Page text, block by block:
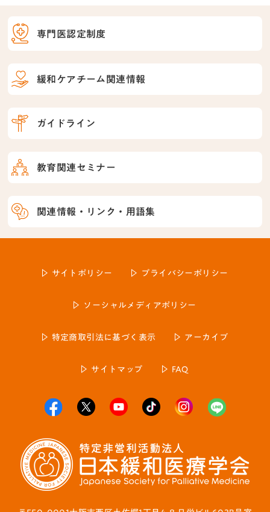
専門医認定制度
緩和ケアチーム関連情報
ガイドライン
教育関連セミナー
関連情報・リンク・用語集
サイトポリシー プライバシーポリシー
ソーシャルメディアポリシー
特定商取引法に基づく表示 アーカイブ
サイトマップ FAQ